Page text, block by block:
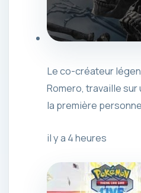
Le co-créateur
Romero, travaille sur
la première personne
il y a 4 heures